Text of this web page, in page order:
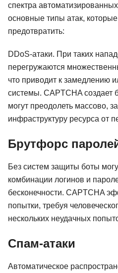
спектра
основные типы атак,
предотвратить:
DDoS-атаки. При таких
перегружаются
что приводит к замедлению
системы. CAPTCHA создает
могут преодолеть массово,
инфраструктуру ресурса от
Брутфорс
Без систем защиты боты
комбинации логинов и
бесконечности. CAPTCHA
попытки, требуя
нескольких неудачных
Спам-атаки
Автоматическое